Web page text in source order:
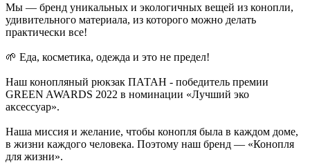
Мы — бренд уникальных и экологичных вещей из конопли,
удивительного материала, из которого можно делать
практически все!
🌱 Еда, косметика, одежда и это не предел!
Наш конопляный рюкзак ПАТАН - победитель премии
GREEN AWARDS 2022 в номинации «Лучший эко
аксессуар».
Наша миссия и желание, чтобы конопля была в каждом доме,
в жизни каждого человека. Поэтому наш бренд — «Конопля
для жизни».